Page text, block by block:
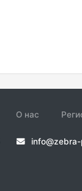
О нас